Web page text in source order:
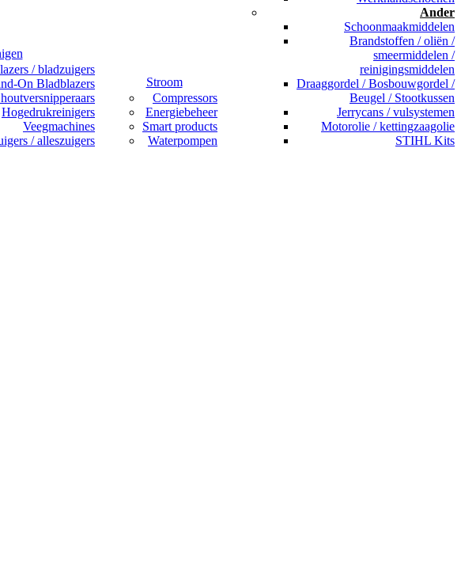
/ bladzuigers
On Bladblazers
Hogedrukreinigers
Veegmachines
/ alleszuigers
Stroom
Compressors
Energiebeheer
Smart products
Waterpompen
Ander
Schoonmaakmiddelen
Brandstoffen / oliën /
smeermiddelen /
reinigingsmiddelen
Draaggordel / Bosbouwgordel /
Beugel / Stootkussen
Jerrycans / vulsystemen
Motorolie / kettingzaagolie
STIHL Kits